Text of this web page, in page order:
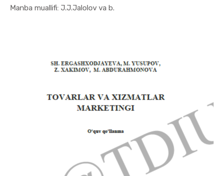
Manba muallifi: J.J.Jalolov va b.
In Marketi...